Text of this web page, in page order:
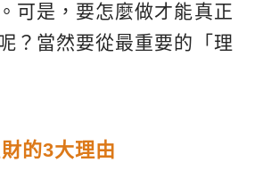
可是，要怎麼做才能真正
？當然要從最重要的「理
的3大理由